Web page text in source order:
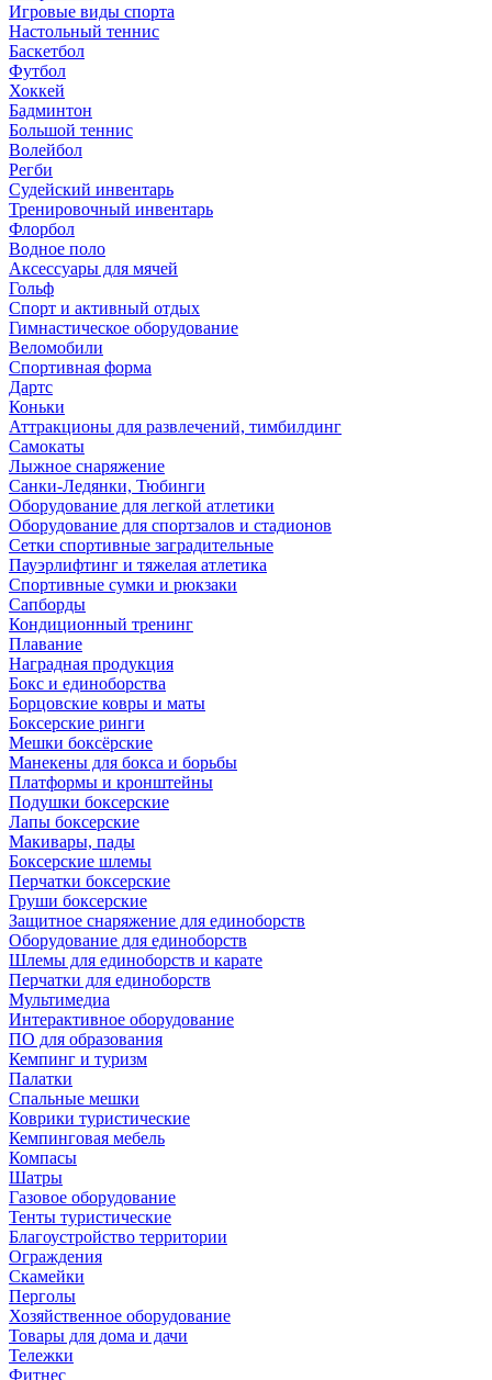
Игровые виды спорта
Настольный теннис
Баскетбол
Футбол
Хоккей
Бадминтон
Большой теннис
Волейбол
Регби
Судейский инвентарь
Тренировочный инвентарь
Флорбол
Водное поло
Аксессуары для мячей
Гольф
Спорт и активный отдых
Гимнастическое оборудование
Веломобили
Спортивная форма
Дартс
Коньки
Аттракционы для развлечений, тимбилдинг
Самокаты
Лыжное снаряжение
Санки-Ледянки, Тюбинги
Оборудование для легкой атлетики
Оборудование для спортзалов и стадионов
Сетки спортивные заградительные
Пауэрлифтинг и тяжелая атлетика
Спортивные сумки и рюкзаки
Сапборды
Кондиционный тренинг
Плавание
Наградная продукция
Бокс и единоборства
Борцовские ковры и маты
Боксерские ринги
Мешки боксёрские
Манекены для бокса и борьбы
Платформы и кронштейны
Подушки боксерские
Лапы боксерские
Макивары, пады
Боксерские шлемы
Перчатки боксерские
Груши боксерские
Защитное снаряжение для единоборств
Оборудование для единоборств
Шлемы для единоборств и карате
Перчатки для единоборств
Мультимедиа
Интерактивное оборудование
ПО для образования
Кемпинг и туризм
Палатки
Спальные мешки
Коврики туристические
Кемпинговая мебель
Компасы
Шатры
Газовое оборудование
Тенты туристические
Благоустройство территории
Ограждения
Скамейки
Перголы
Хозяйственное оборудование
Товары для дома и дачи
Тележки
Фитнес